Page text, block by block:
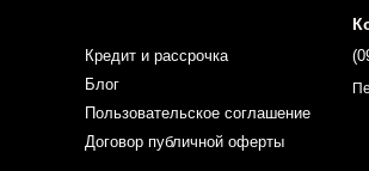
Кредит и рассрочка
Блог
Пользовательское соглашение
Договор публичной оферты